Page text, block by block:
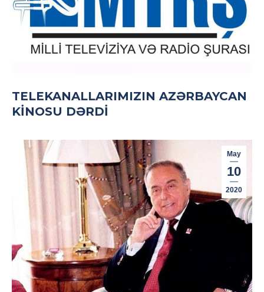
TELEKANALLARIMIZIN AZƏRBAYCAN
KINOSU DƏRDI
May
10
2020